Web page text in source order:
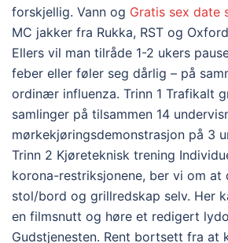
forskjellig. Vann og Gratis sex date
MC jakker fra Rukka, RST og
Ellers vil man tilråde 1-2 ukers
feber eller føler seg dårlig – på
ordinær influenza. Trinn 1 Trafikalt
samlinger på tilsammen 14
mørkekjøringsdemonstrasjon på 3
Trinn 2 Kjøreteknisk trening
korona-restriksjonene, ber vi om at
stol/bord og grillredskap selv. Her
en filmsnutt og høre et redigert
Gudstjenesten. Rent bortsett fra at